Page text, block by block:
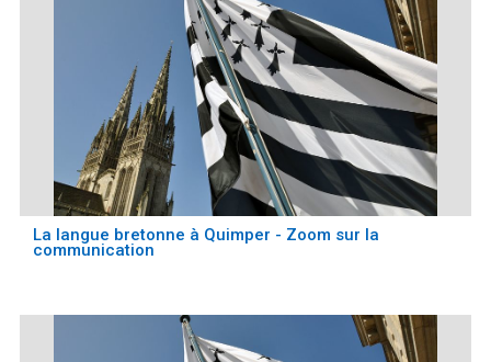
La langue bretonne à Quimper - Zoom sur la
communication